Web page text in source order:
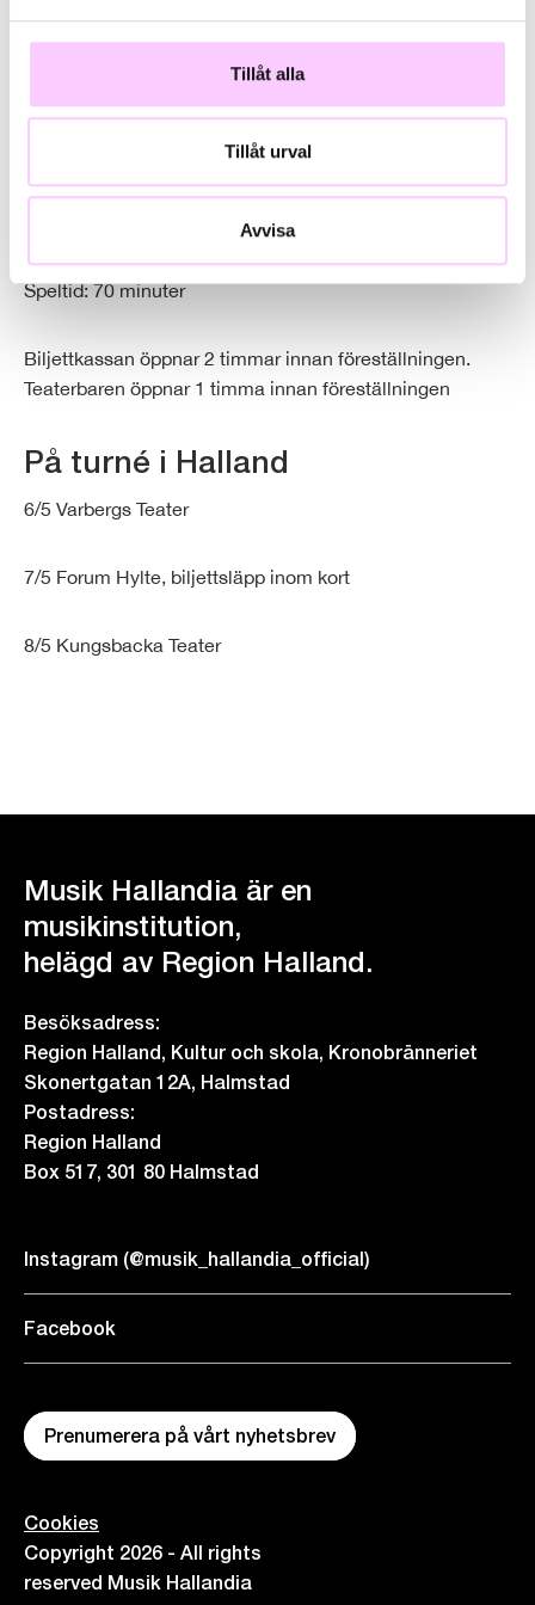
Tillåt alla
Tillåt urval
Avvisa
På toppen av sin karriär kommer Roberto Fonseca med
sin kvartett till Halland för att hylla den kubanska
Upplev vilda nätter i Havanna i en subtil blandning av
tradition, oöverträffad talang och en dos obunden
Speltid: 70 minuter
Biljettkassan öppnar 2 timmar innan föreställningen.
Teaterbaren öppnar 1 timma innan föreställningen
På turné i Halland
6/5 Varbergs Teater
7/5 Forum Hylte, biljettsläpp inom kort
8/5 Kungsbacka Teater
Musik Hallandia är en
musikinstitution,
helägd av Region Halland.
Besöksadress:
Region Halland, Kultur och skola, Kronobränneriet
Skonertgatan 12A, Halmstad
Postadress:
Region Halland
Box 517, 301 80 Halmstad
Instagram (@musik_hallandia_official)
Facebook
Prenumerera på vårt nyhetsbrev
Cookies
Copyright 2026 - All rights
reserved Musik Hallandia